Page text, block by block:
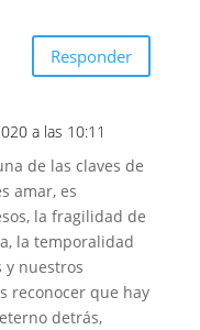
Responder
a las 10:11
de las claves de
amar, es
la fragilidad de
la temporalidad
y nuestros
reconocer que hay
detrás,